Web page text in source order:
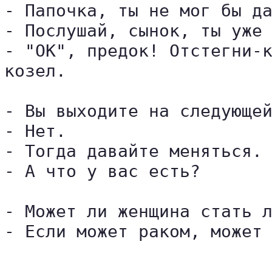
- Папочка, ты не мог бы
- Послушай, сынок, ты уже
- "OK", предок! Отстегни-
козел.
- Вы выходите на
- Нет.
- Тогда давайте меняться.
- А что у вас есть?
- Может ли женщина стать
- Если может раком, может